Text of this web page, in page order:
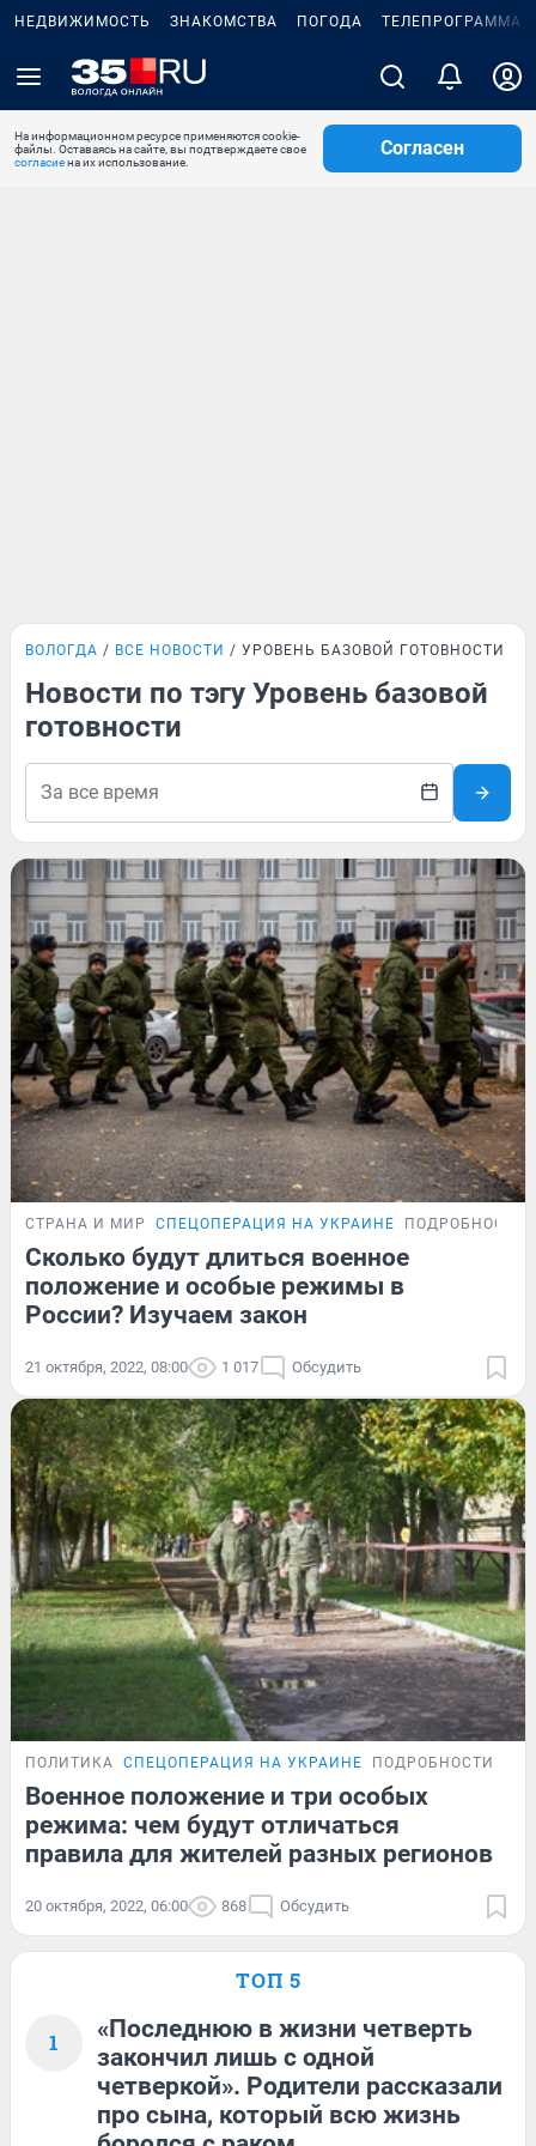
НЕДВИЖИМОСТЬ ЗНАКОМСТВА ПОГОДА ТЕЛЕПРОГРАММА
На информационном ресурсе применяются cookie-
файлы. Оставаясь на сайте, вы подтверждаете свое
согласиена их использование.
Согласен
ВОЛОГДА ВСЕ НОВОСТИ УРОВЕНЬ БАЗОВОЙ ГОТОВНОСТИ
Новости по тэгу Уровень базовой
готовности
СТРАНА И МИР СПЕЦОПЕРАЦИЯ НА УКРАИНЕ ПОДРОБНОСТИ
Сколько будут длиться военное
положение и особые режимы в
России? Изучаем закон
21 октября, 2022, 08:00 1 017 Обсудить
ПОЛИТИКА СПЕЦОПЕРАЦИЯ НА УКРАИНЕ ПОДРОБНОСТИ
Военное положение и три особых
режима: чем будут отличаться
правила для жителей разных регионов
20 октября, 2022, 06:00 868 Обсудить
ТОП 5
1
«Последнюю в жизни четверть
закончил лишь с одной
четверкой». Родители рассказали
про сына, который всю жизнь